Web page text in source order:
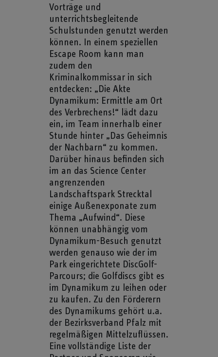
Vorträge und
unterrichtsbegleitende
Schulstunden genutzt werden
können. In einem speziellen
Escape Room kann man
zudem den
Kriminalkommissar in sich
entdecken: „Die Akte
Dynamikum: Ermittle am Ort
des Verbrechens!“ lädt dazu
ein, im Team innerhalb einer
Stunde hinter „Das Geheimnis
der Nachbarn“ zu kommen.
Darüber hinaus befinden sich
im an das Science Center
angrenzenden
Landschaftspark Strecktal
einige Außenexponate zum
Thema „Aufwind“. Diese
können unabhängig vom
Dynamikum-Besuch genutzt
werden genauso wie der im
Park eingerichtete DiscGolf-
Parcours; die Golfdiscs gibt es
im Dynamikum zu leihen oder
zu kaufen. Zu den Förderern
des Dynamikums gehört u.a.
der Bezirksverband Pfalz mit
regelmäßigen Mittelzuflüssen.
Eine vollständige Liste der